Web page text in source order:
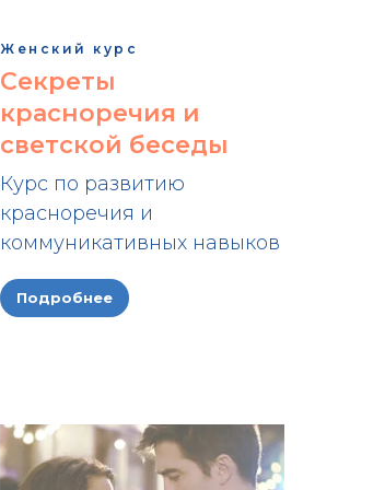
Женский курс
Секреты
красноречия и
светской беседы
Курс по развитию
красноречия и
коммуникативных навыков
Подробнее